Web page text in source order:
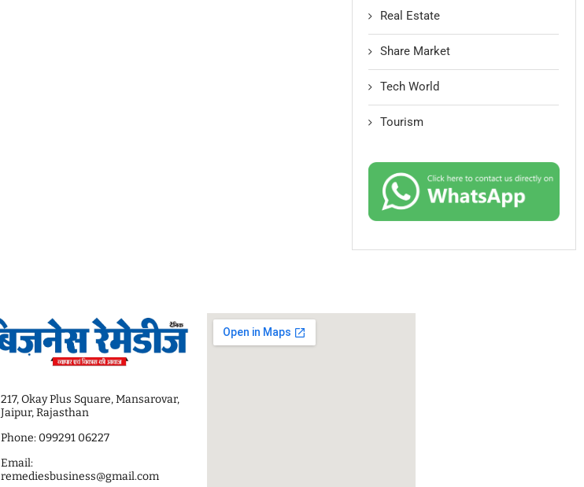
Real Estate
Share Market
Tech World
Tourism
217, Okay Plus Square, Mansarovar,
Jaipur, Rajasthan
Phone: 099291 06227
Email:
remediesbusiness@gmail.com